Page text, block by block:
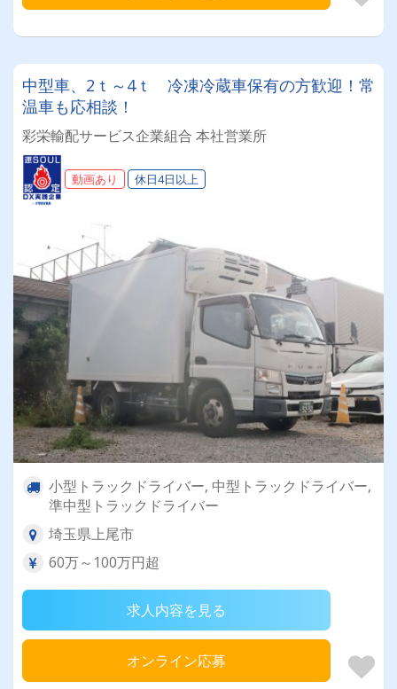
中型車、2ｔ～4ｔ 冷凍冷蔵車保有の方歓迎！常
温車も応相談！
彩栄輸配サービス企業組合 本社営業所
動画あり 休日4日以上
小型トラックドライバー, 中型トラックドライバー,
準中型トラックドライバー
埼玉県上尾市
60万～100万円超
求人内容を見る
オンライン応募